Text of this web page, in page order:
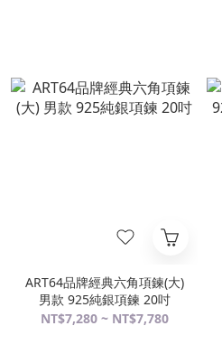
ART64品牌經典六角項鍊(大)
男款 925純銀項鍊 20吋
NT$7,280 ~ NT$7,780